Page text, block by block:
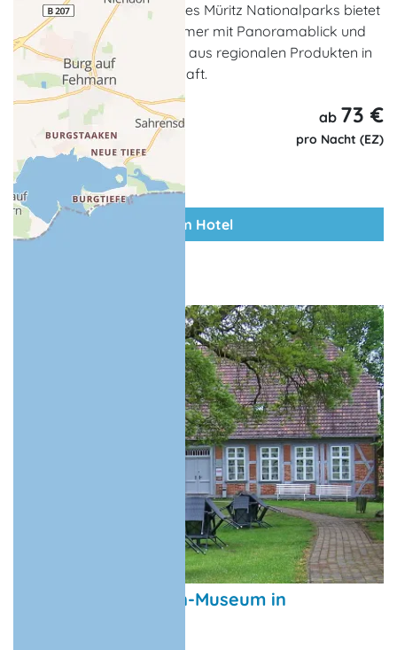
Das Hotel vor den Toren des Müritz Nationalparks bietet
liebevoll eingerichtete Zimmer mit Panoramablick und
ein reichhaltiges Frühstück aus regionalen Produkten in
einzigartiger Naturlandschaft.
ab 73 €
pro Nacht (EZ)
zum Hotel
Heinrich-Schliemann-Museum in